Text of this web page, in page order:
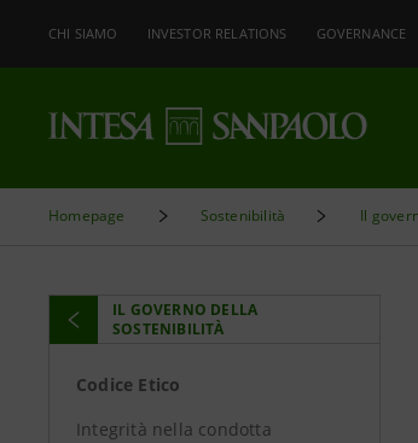
CHI SIAMO INVESTOR RELATIONS GOVERNANCE
Homepage Sostenibilità Il
IL GOVERNO DELLA
SOSTENIBILITÀ
Codice Etico
Integrità nella condotta